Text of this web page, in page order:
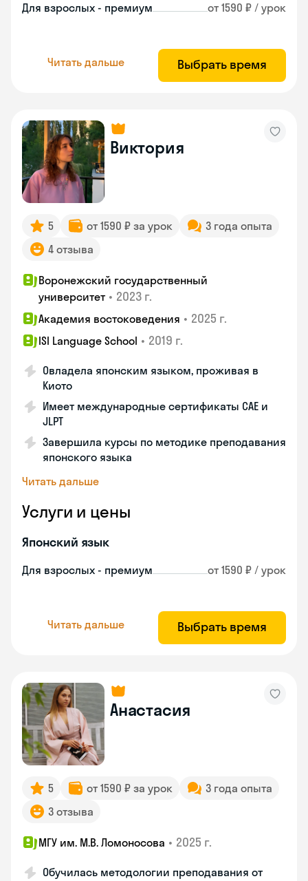
Для взрослых - премиум от 1590 ₽ / урок
Читать дальше Выбрать время
Виктория
5 от 1590 ₽ за урок
3 года опыта
4 отзыва
Воронежский государственный
университет • 2023 г.
Академия востоковедения • 2025 г.
ISI Language School • 2019 г.
Овладела японским языком, проживая в
Киото
Имеет международные сертификаты CAE и
JLPT
Завершила курсы по методике преподавания
японского языка
Читать дальше
Услуги и цены
Японский язык
Для взрослых - премиум от 1590 ₽ / урок
Читать дальше Выбрать время
Анастасия
5 от 1590 ₽ за урок
3 года опыта
3 отзыва
МГУ им. М.В. Ломоносова • 2025 г.
Обучилась методологии преподавания от